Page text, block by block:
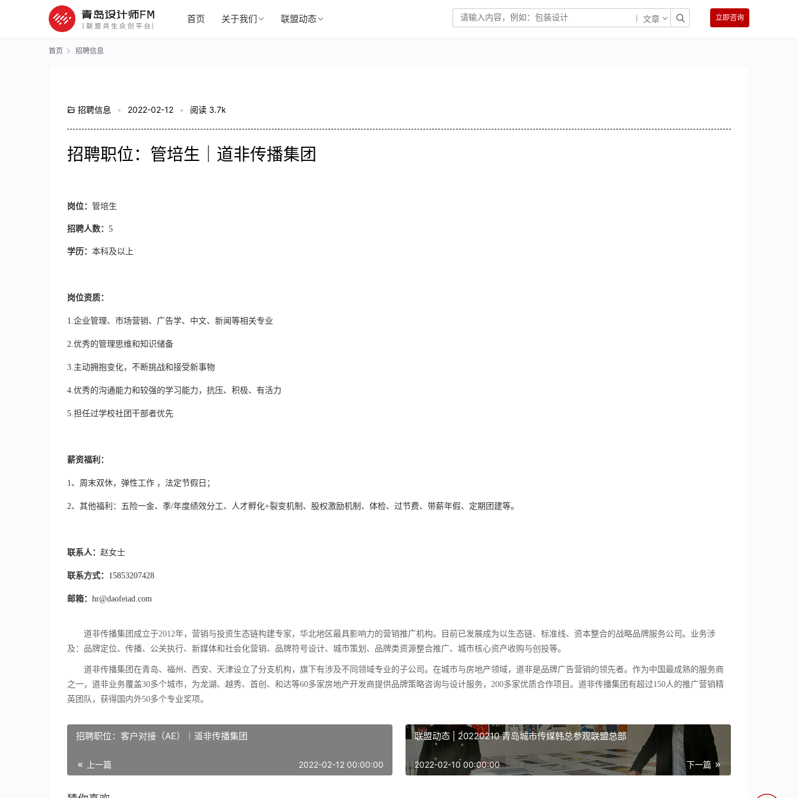
首页 关于我们 联盟动态 文章 立即咨询
首页 招聘信息
招聘信息 • 2022-02-12 • 阅读 3.7k
招聘职位：管培生｜道非传播集团
岗位： 管培生
招聘人数： 5
学历： 本科及以上
岗位资质：
1.企业管理、市场营销、广告学、中文、新闻等相关专业
2.优秀的管理思维和知识储备
3.主动拥抱变化，不断挑战和接受新事物
4.优秀的沟通能力和较强的学习能力，抗压、积极、有活力
5.担任过学校社团干部者优先
薪资福利：
1、周末双休，弹性工作 ，法定节假日；
2、其他福利：五险一金、季/年度绩效分工、人才孵化+裂变机制、股权激励机制、体检、过节费、带薪年假、定期团建等。
联系人： 赵女士
联系方式： 15853207428
邮箱： hr@daofeiad.com
道非传播集团成立于2012年，营销与投资生态链构建专家，华北地区最具影响力的营销推广机构。目前已发展成为以生态链、标准线、资本整合的战略品牌服务公司。业务涉
及：品牌定位、传播、公关执行、新媒体和社会化营销、品牌符号设计、城市策划、品牌类资源整合推广、城市核心资产收购与创投等。
道非传播集团在青岛、福州、西安、天津设立了分支机构，旗下有涉及不同领域专业的子公司。在城市与房地产领域，道非是品牌广告营销的领先者。作为中国最成熟的服务商
之一，道非业务覆盖30多个城市，为龙湖、越秀、首创、和达等60多家房地产开发商提供品牌策略咨询与设计服务，200多家优质合作项目。道非传播集团有超过150人的推广营销精
英团队，获得国内外50多个专业奖项。
招聘职位：客户对接（AE）｜道非传播集团
上一篇 2022-02-12 00:00:00
联盟动态 | 20220210 青岛城市传媒韩总参观联盟总部
下一篇
2022-02-10 00:00:00